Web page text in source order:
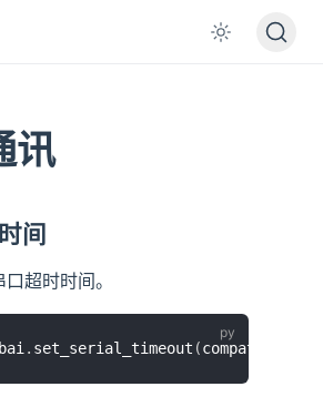
讯
间
超时时间。
. set_serial_timeout (compath